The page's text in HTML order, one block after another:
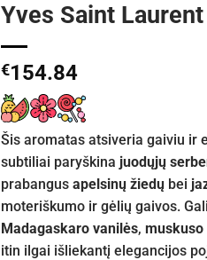
Yves Saint
€154.84
Šis aromatas atsiveria gaiviu ir
subtiliai paryškina juodųjų
prabangus apelsinų žiedų bei
moteriškumo ir gėlių gaivos.
Madagaskaro vanilės, muskuso
itin ilgai išliekantį elegancijos